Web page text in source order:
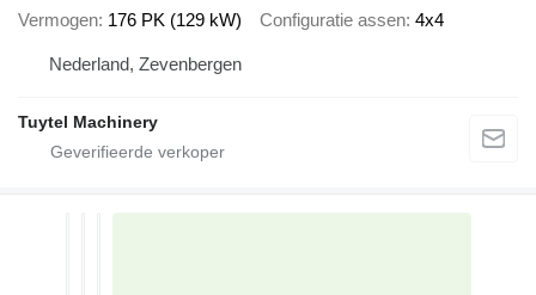
Vermogen 176 PK (129 kW) Configuratie assen 4x4
Nederland, Zevenbergen
Tuytel Machinery